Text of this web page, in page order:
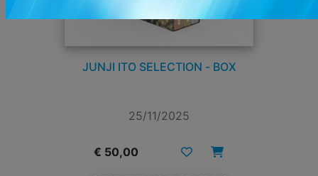
JUNJI ITO SELECTION - BOX
25/11/2025
€ 50,00